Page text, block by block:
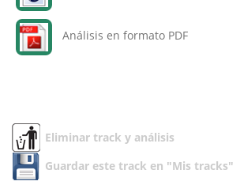
Análisis en formato PDF
Eliminar track y análisis
Guardar este track en "Mis tracks"